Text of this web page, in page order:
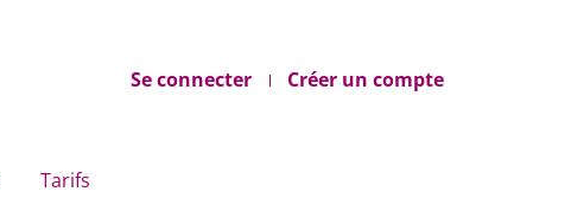
Se connecter Créer un compte
Tarifs